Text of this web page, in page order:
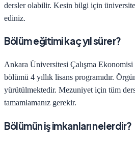
dersler olabilir. Kesin bilgi için
ediniz.
Bölüm eğitimi kaç yıl sürer?
Ankara Üniversitesi Çalışma
bölümü 4 yıllık lisans programıdır.
yürütülmektedir. Mezuniyet için tüm
tamamlamanız gerekir.
Bölümün iş imkanları nelerdir?